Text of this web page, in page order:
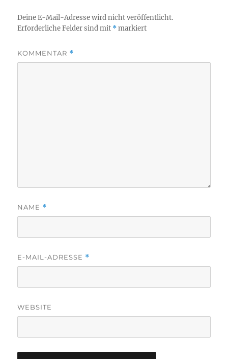
Deine E-Mail-Adresse wird nicht veröffentlicht.
Erforderliche Felder sind mit *markiert
KOMMENTAR *
NAME *
E-MAIL-ADRESSE *
WEBSITE